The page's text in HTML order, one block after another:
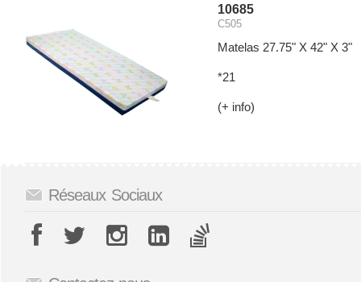
10685
C505
Matelas 27.75" X 42" X 3"
*21
(+ info)
Réseaux Sociaux